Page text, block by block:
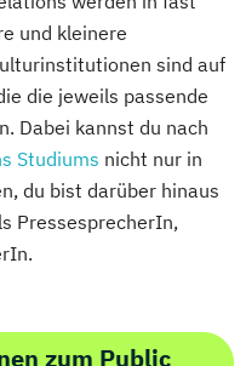
und kleinere
sind auf
die jeweils passende
Dabei kannst du nach
Studiums nicht nur in
du bist darüber hinaus
PressesprecherIn,
zum Public